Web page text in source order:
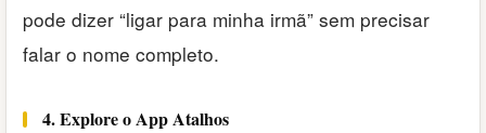
pode dizer “ligar para minha irmã” sem precisar
falar o nome completo.
4. Explore o App Atalhos